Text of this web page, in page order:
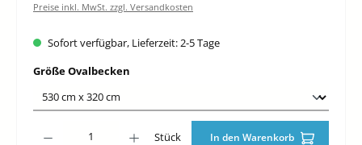
Preise inkl. MwSt. zzgl. Versandkosten
Sofort verfügbar, Lieferzeit: 2-5 Tage
Größe Ovalbecken
Stück In den Warenkorb